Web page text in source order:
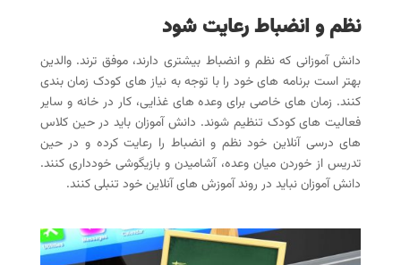
نظم و انضباط رعایت شود
دانش آموزانی که نظم و انضباط بیشتری دارند، موفق ترند. والدین
بهتر است برنامه های خود را با توجه به نیاز های کودک زمان بندی
کنند. زمان های خاصی برای وعده های غذایی، کار در خانه و سایر
فعالیت های کودک تنظیم شوند. دانش آموزان باید در حین کلاس
های درسی آنلاین خود نظم و انضباط را رعایت کرده و در حین
تدریس از خوردن میان وعده، آشامیدن و بازیگوشی خودداری کنند.
دانش آموزان نباید در روند آموزش های آنلاین خود تنبلی کنند.